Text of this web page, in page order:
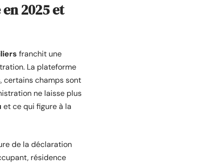
2025 et
franchit une
La plateforme
certains champs sont
ne laisse plus
et ce qui figure à la
de la déclaration
résidence